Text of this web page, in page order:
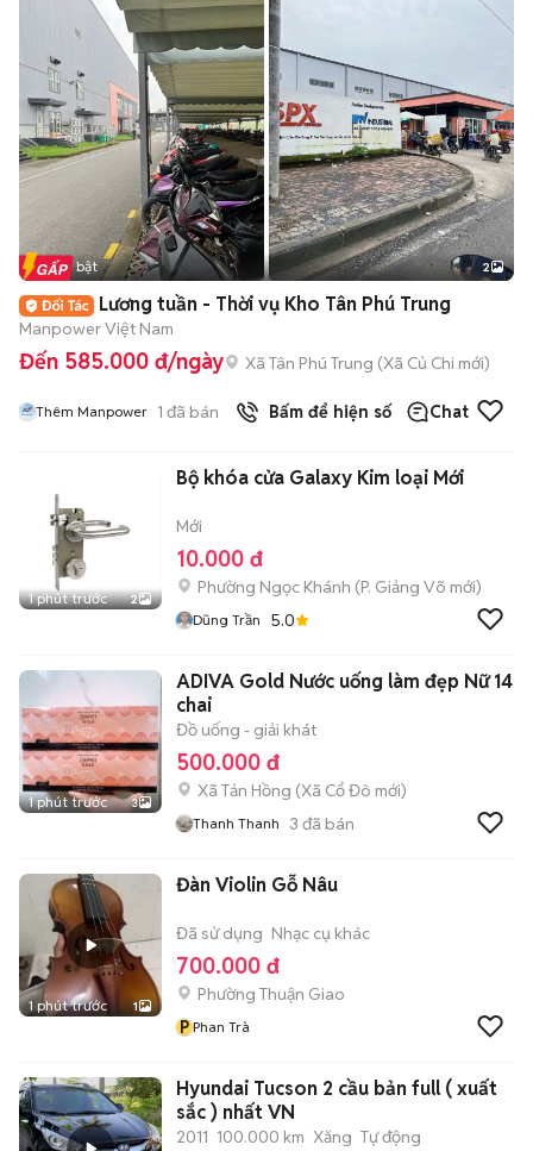
Tin nổi bật 2
Lương tuần - Thời vụ Kho Tân Phú Trung
Manpower Việt Nam
Đến 585.000 đ/ngày Xã Tân Phú Trung (Xã Củ Chi mới)
Thêm Manpower 1 đã bán Bấm để hiện số Chat
1 phút trước 2
Bộ khóa cửa Galaxy Kim loại Mới
Mới
10.000 đ
Phường Ngọc Khánh (P. Giảng Võ mới)
Dũng Trần 5.0
1 phút trước 3
ADIVA Gold Nước uống làm đẹp Nữ 14
chai
Đồ uống - giải khát
500.000 đ
Xã Tản Hồng (Xã Cổ Đô mới)
Thanh Thanh 3 đã bán
1 phút trước 1
Đàn Violin Gỗ Nâu
Đã sử dụng Nhạc cụ khác
700.000 đ
Phường Thuận Giao
P Phan Trà
Hyundai Tucson 2 cầu bản full ( xuất
sắc ) nhất VN
2011 100.000 km Xăng Tự động